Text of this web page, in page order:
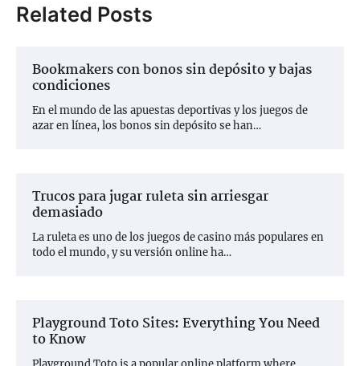
Related Posts
Bookmakers con bonos sin depósito y bajas
condiciones
En el mundo de las apuestas deportivas y los juegos de
azar en línea, los bonos sin depósito se han…
Trucos para jugar ruleta sin arriesgar
demasiado
La ruleta es uno de los juegos de casino más populares en
todo el mundo, y su versión online ha…
Playground Toto Sites: Everything You Need
to Know